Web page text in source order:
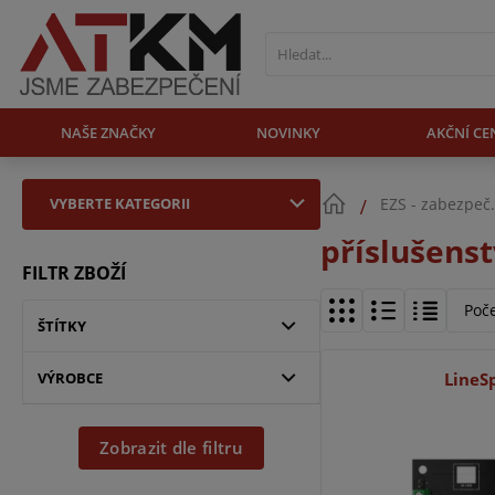
NAŠE ZNAČKY NOVINKY AKČNÍ
VYBERTE KATEGORII
FILTR ZBOŽÍ
ŠTÍTKY
VÝROBCE
Zobrazit dle filtru
EZS -